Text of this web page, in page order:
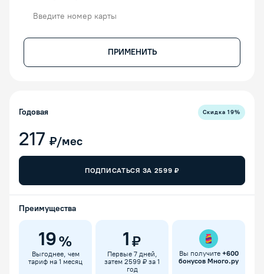
ПРИМЕНИТЬ
Годовая Скидка19%
217 ₽/мес
ПОДПИСАТЬСЯ ЗА 2599 ₽
Преимущества
19%
Выгоднее, чем
тариф на 1 месяц
1 ₽
Первые 7 дней,
затем 2599 ₽ за 1
год
Вы получите +600
бонусов Много.ру